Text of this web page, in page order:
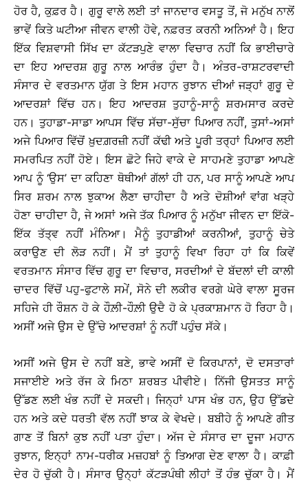
ਹੋਰ ਹੈ, ਕੁਫ਼ਰ ਹੈ। ਗੁਰੂ ਵਾਲੇ ਲਈ ਤਾਂ ਜਾਨਦਾਰ ਵਸਤੂ ਤੋਂ, ਜੋ ਮਨੁੱਖ ਨਾਲੋਂ
ਭਾਵੇਂ ਕਿਤੇ ਘਟੀਆ ਜੀਵਨ ਵਾਲੀ ਹੋਵੇ, ਨਫ਼ਰਤ ਕਰਨੀ ਅਨਿਆਂ ਹੈ। ਇਹ
ਇੱਕ ਵਿਸ਼ਵਾਸੀ ਸਿੱਖ ਦਾ ਕੱਟੜਪੁਣੇ ਵਾਲਾ ਵਿਚਾਰ ਨਹੀਂ ਕਿ ਭਾਈਚਾਰੇ
ਦਾ ਇਹ ਆਦਰਸ਼ ਗੁਰੂ ਨਾਲ ਆਰੰਭ ਹੁੰਦਾ ਹੈ। ਅੰਤਰ-ਰਾਸ਼ਟਰਵਾਦੀ
ਸੰਸਾਰ ਦੇ ਵਰਤਮਾਨ ਯੁੱਗ ਤੇ ਇਸ ਮਹਾਨ ਰੁਝਾਨ ਦੀਆਂ ਜੜ੍ਹਾਂ ਗੁਰੂ ਦੇ
ਆਦਰਸ਼ਾਂ ਵਿੱਚ ਹਨ। ਇਹ ਆਦਰਸ਼ ਤੁਹਾਨੂੰ-ਸਾਨੂੰ ਸ਼ਰਮਸਾਰ ਕਰਦੇ
ਹਨ। ਤੁਹਾਡਾ-ਸਾਡਾ ਆਪਸ ਵਿੱਚ ਸੱਚਾ-ਸੁੱਚਾ ਪਿਆਰ ਨਹੀਂ, ਤੁਸਾਂ-ਅਸਾਂ
ਅਜੇ ਪਿਆਰ ਵਿੱਚੋਂ ਖ਼ੁਦਗ਼ਰਜ਼ੀ ਨਹੀਂ ਕੱਢੀ ਅਤੇ ਪੂਰੀ ਤਰ੍ਹਾਂ ਪਿਆਰ ਲਈ
ਸਮਰਪਿਤ ਨਹੀਂ ਹੋਏ। ਇਸ ਛੋਟੇ ਜਿਹੇ ਵਾਕੇ ਦੇ ਸਾਹਮਣੇ ਤੁਹਾਡਾ ਆਪਣੇ
ਆਪ ਨੂੰ ‘ਉਸ’ ਦਾ ਕਹਿਣਾ ਥੋਥੀਆਂ ਗੱਲਾਂ ਹੀ ਹਨ, ਪਰ ਸਾਨੂੰ ਆਪਣੇ ਆਪ
ਸਿਰ ਸ਼ਰਮ ਨਾਲ ਝੁਕਾਅ ਲੈਣਾ ਚਾਹੀਦਾ ਹੈ ਅਤੇ ਦੋਸ਼ੀਆਂ ਵਾਂਗ ਖੜ੍ਹੇ
ਹੋਣਾ ਚਾਹੀਦਾ ਹੈ, ਜੇ ਅਸਾਂ ਅਜੇ ਤੱਕ ਪਿਆਰ ਨੂੰ ਮਨੁੱਖਾ ਜੀਵਨ ਦਾ ਇੱਕੋ-
ਇੱਕ ਤੱਤ੍ਵ ਨਹੀਂ ਮੰਨਿਆ। ਮੈਨੂੰ ਤੁਹਾਡੀਆਂ ਕਰਨੀਆਂ, ਤੁਹਾਨੂੰ ਚੇਤੇ
ਕਰਾਉਣ ਦੀ ਲੋੜ ਨਹੀਂ। ਮੈਂ ਤਾਂ ਤੁਹਾਨੂੰ ਵਿਖਾ ਰਿਹਾ ਹਾਂ ਕਿ ਕਿਵੇਂ
ਵਰਤਮਾਨ ਸੰਸਾਰ ਵਿੱਚ ਗੁਰੂ ਦਾ ਵਿਚਾਰ, ਸਰਦੀਆਂ ਦੇ ਬੱਦਲਾਂ ਦੀ ਕਾਲੀ
ਚਾਦਰ ਵਿੱਚੋਂ ਪਹੁ-ਫੁਟਾਲੇ ਸਮੇਂ, ਸੋਨੇ ਦੀ ਲਕੀਰ ਵਰਗੇ ਘੇਰੇ ਵਾਲਾ ਸੂਰਜ
ਸਹਿਜੇ ਹੀ ਰੌਸ਼ਨ ਹੋ ਕੇ ਹੌਲ਼ੀ-ਹੌਲ਼ੀ ਉਦੈ ਹੋ ਕੇ ਪ੍ਰਕਾਸ਼ਮਾਨ ਹੋ ਰਿਹਾ ਹੈ।
ਅਸੀਂ ਅਜੇ ਉਸ ਦੇ ਉੱਚੇ ਆਦਰਸ਼ਾਂ ਨੂੰ ਨਹੀਂ ਪਹੁੰਚ ਸੱਕੇ।
ਅਸੀਂ ਅਜੇ ਉਸ ਦੇ ਨਹੀਂ ਬਣੇ, ਭਾਵੇ ਅਸੀਂ ਦੋ ਕਿਰਪਾਨਾਂ, ਦੋ ਦਸਤਾਰਾਂ
ਸਜਾਈਏ ਅਤੇ ਰੱਜ ਕੇ ਮਿਠਾ ਸ਼ਰਬਤ ਪੀਵੀਏ। ਨਿੱਜੀ ਉਸਤਤ ਸਾਨੂੰ
ਉੱਡਣ ਲਈ ਖੰਭ ਨਹੀਂ ਦੇ ਸਕਦੀ। ਜਿਨ੍ਹਾਂ ਪਾਸ ਖੰਭ ਹਨ, ਉਹ ਉੱਡਦੇ
ਹਨ ਅਤੇ ਕਦੇ ਧਰਤੀ ਵੱਲ ਨਹੀਂ ਝਾਕ ਕੇ ਵੇਖਦੇ। ਬਬੀਹੇ ਨੂੰ ਆਪਣੇ ਗੀਤ
ਗਾਣ ਤੋਂ ਬਿਨਾਂ ਕੁਝ ਨਹੀਂ ਪਤਾ ਹੁੰਦਾ। ਅੱਜ ਦੇ ਸੰਸਾਰ ਦਾ ਦੂਜਾ ਮਹਾਨ
ਰੁਝਾਨ, ਇਨ੍ਹਾਂ ਨਾਮ-ਧਰੀਕ ਮਜ਼ਹਬਾਂ ਨੂੰ ਤਿਆਗ ਦੇਣ ਵਾਲਾ ਹੈ। ਕਾਫ਼ੀ
ਦੇਰ ਹੋ ਚੁੱਕੀ ਹੈ। ਸੰਸਾਰ ਉਨ੍ਹਾਂ ਕੱਟੜਪੰਥੀ ਲੀਹਾਂ ਤੋਂ ਹੰਭ ਚੁੱਕਾ ਹੈ। ਮੈਂ